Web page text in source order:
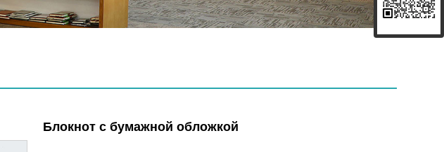
Блокнот с бумажной обложкой